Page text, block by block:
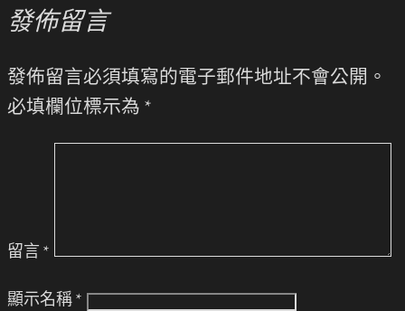
發佈留言
發佈留言必須填寫的電子郵件地址不會公開。
必填欄位標示為 *
留言 *
顯示名稱 *